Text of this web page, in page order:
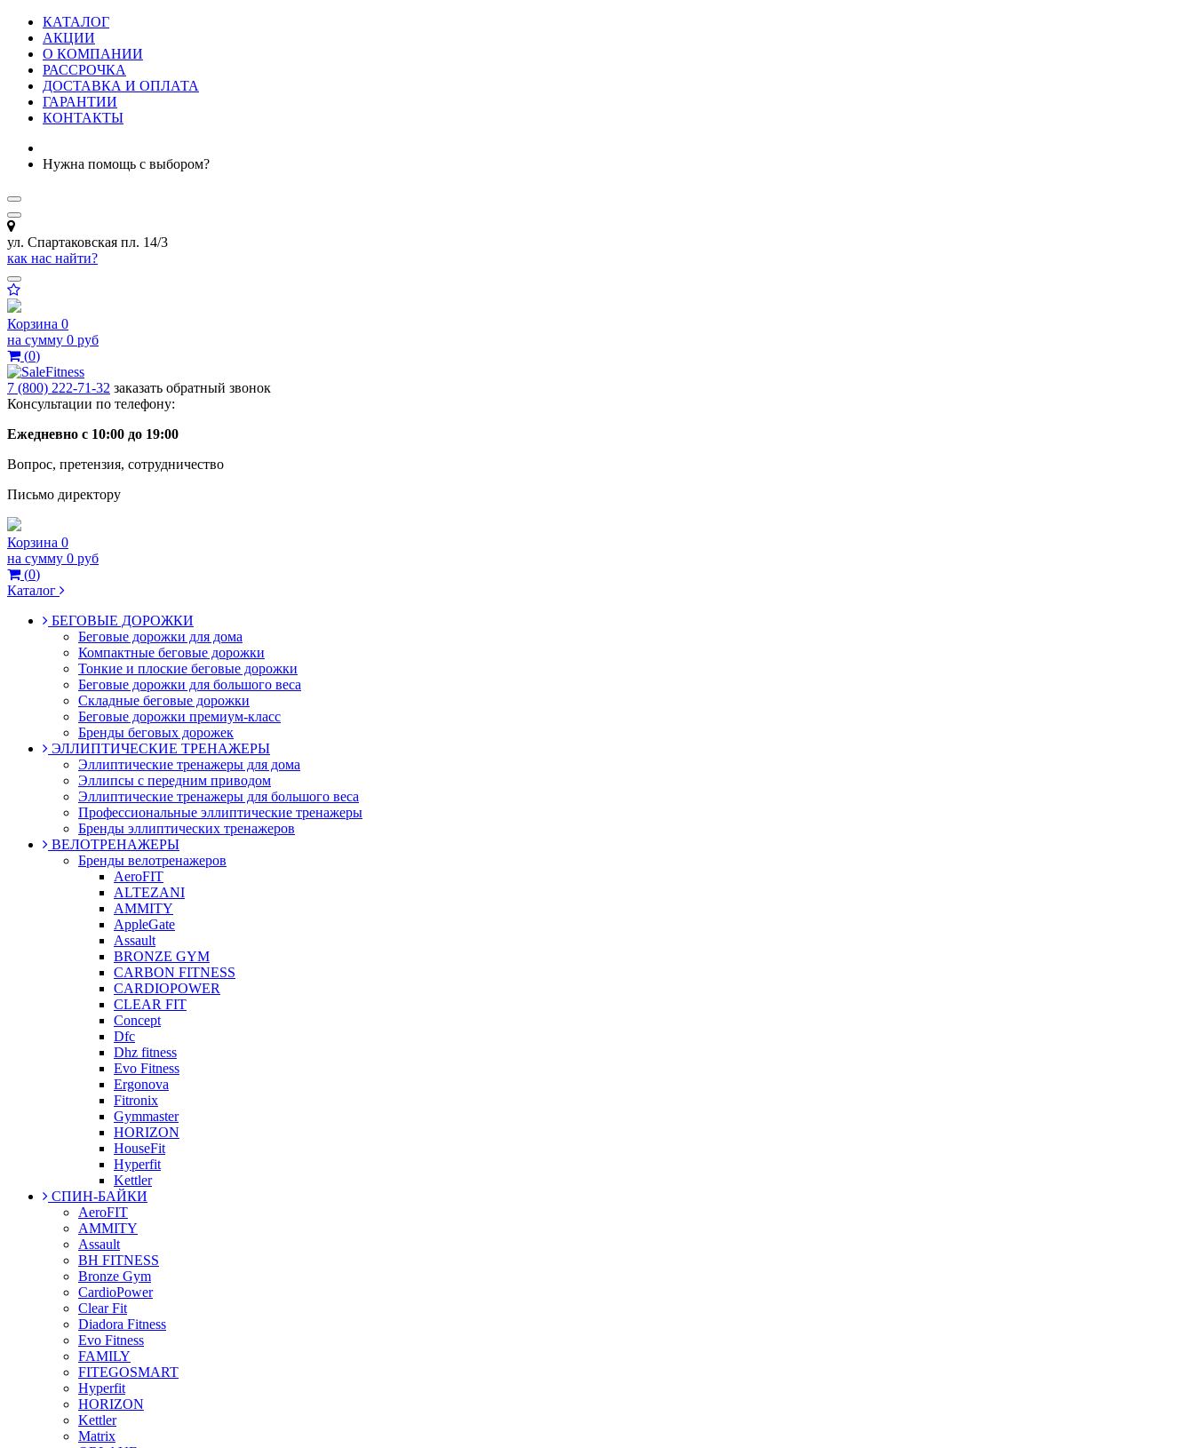
КАТАЛОГ
АКЦИИ
О КОМПАНИИ
РАССРОЧКА
ДОСТАВКА И ОПЛАТА
ГАРАНТИИ
КОНТАКТЫ
Нужна помощь с выбором?
ул. Спартаковская пл. 14/3
как нас найти?
Корзина 0
на сумму 0 руб
(0)
7 (800) 222-71-32 заказать обратный звонок
Консультации по телефону:
Ежедневно с 10:00 до 19:00
Вопрос, претензия, сотрудничество
Письмо директору
Корзина 0
на сумму 0 руб
(0)
Каталог
БЕГОВЫЕ ДОРОЖКИ
Беговые дорожки для дома
Компактные беговые дорожки
Тонкие и плоские беговые дорожки
Беговые дорожки для большого веса
Складные беговые дорожки
Беговые дорожки премиум-класс
Бренды беговых дорожек
ЭЛЛИПТИЧЕСКИЕ ТРЕНАЖЕРЫ
Эллиптические тренажеры для дома
Эллипсы с передним приводом
Эллиптические тренажеры для большого веса
Профессиональные эллиптические тренажеры
Бренды эллиптических тренажеров
ВЕЛОТРЕНАЖЕРЫ
Бренды велотренажеров
AeroFIT
ALTEZANI
AMMITY
AppleGate
Assault
BRONZE GYM
CARBON FITNESS
CARDIOPOWER
CLEAR FIT
Concept
Dfc
Dhz fitness
Evo Fitness
Ergonova
Fitronix
Gymmaster
HORIZON
HouseFit
Hyperfit
Kettler
СПИН-БАЙКИ
AeroFIT
AMMITY
Assault
BH FITNESS
Bronze Gym
CardioPower
Clear Fit
Diadora Fitness
Evo Fitness
FAMILY
FITEGOSMART
Hyperfit
HORIZON
Kettler
Matrix